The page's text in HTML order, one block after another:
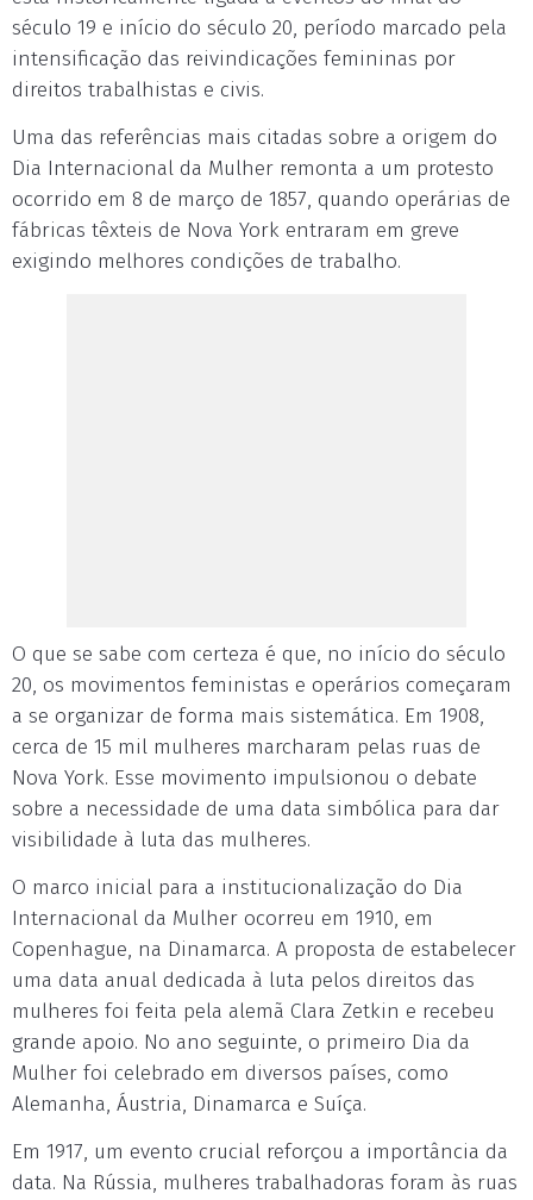
século 19 e início do século 20, período marcado pela
intensificação das reivindicações femininas por
direitos trabalhistas e civis.
Uma das referências mais citadas sobre a origem do
Dia Internacional da Mulher remonta a um protesto
ocorrido em 8 de março de 1857, quando operárias de
fábricas têxteis de Nova York entraram em greve
exigindo melhores condições de trabalho.
O que se sabe com certeza é que, no início do século
20, os movimentos feministas e operários começaram
a se organizar de forma mais sistemática. Em 1908,
cerca de 15 mil mulheres marcharam pelas ruas de
Nova York. Esse movimento impulsionou o debate
sobre a necessidade de uma data simbólica para dar
visibilidade à luta das mulheres.
O marco inicial para a institucionalização do Dia
Internacional da Mulher ocorreu em 1910, em
Copenhague, na Dinamarca. A proposta de estabelecer
uma data anual dedicada à luta pelos direitos das
mulheres foi feita pela alemã Clara Zetkin e recebeu
grande apoio. No ano seguinte, o primeiro Dia da
Mulher foi celebrado em diversos países, como
Alemanha, Áustria, Dinamarca e Suíça.
Em 1917, um evento crucial reforçou a importância da
data. Na Rússia, mulheres trabalhadoras foram às ruas